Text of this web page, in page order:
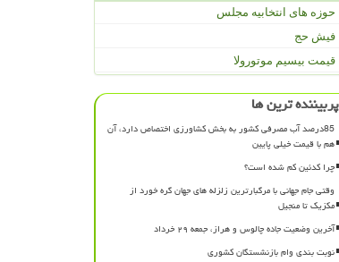
حوزه های انتخابیه مجلس
فیش حج
قیمت بیسیم موتورولا
پربیننده ترین ها
85درصد آب مصرفی کشور به بخش کشاورزی اختصاص دارد، آن
هم با قیمت خیلی پایین
چرا کدئین کم شده است؟
وقتی جام جهانی با مرگبارترین زلزله های جهان گره خورد از
مکزیک تا منجیل
آخرین وضعیت جاده چالوس و هراز، جمعه ۲۹ خرداد
نوبت بندی وام بازنشستگان کشوری